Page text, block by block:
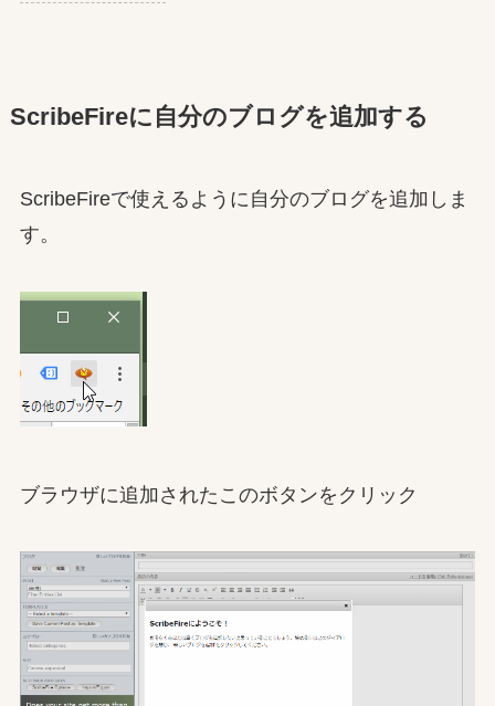
ScribeFireに自分のブログを追加する
ScribeFireで使えるように自分のブログを追加しま
す。
ブラウザに追加されたこのボタンをクリック